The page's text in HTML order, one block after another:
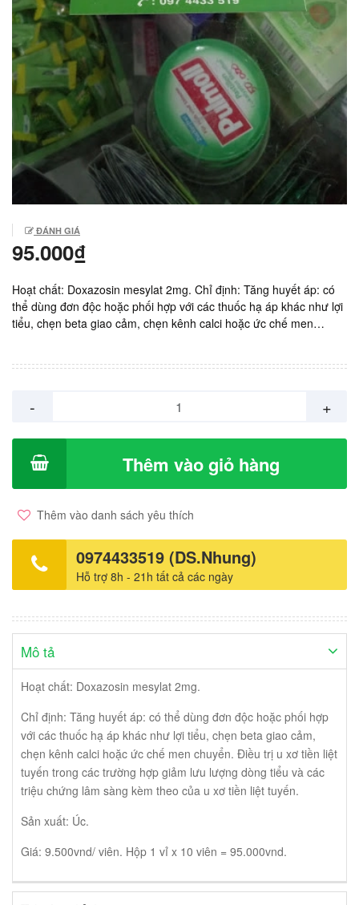
ĐÁNH GIÁ
95.000₫
Hoạt chất: Doxazosin mesylat 2mg. Chỉ định: Tăng huyết áp: có
thể dùng đơn độc hoặc phối hợp với các thuốc hạ áp khác như lợi
tiểu, chẹn beta giao cảm, chẹn kênh calci hoặc ức chế men
tiền liệt tuyến. Sản xuất: Úc. Giá: 9.500vnd/ viên. Hộp 1 vỉ x 10
- +
Thêm vào giỏ hàng
Thêm vào danh sách yêu thích
0974433519 (DS.Nhung)
Hỗ trợ 8h - 21h tất cả các ngày
Mô tả
Hoạt chất: Doxazosin mesylat 2mg.
Chỉ định: Tăng huyết áp: có thể dùng đơn độc hoặc phối hợp
với các thuốc hạ áp khác như lợi tiểu, chẹn beta giao cảm,
chẹn kênh calci hoặc ức chế men chuyển. Điều trị u xơ tiền liệt
tuyến trong các trường hợp giảm lưu lượng dòng tiểu và các
triệu chứng lâm sàng kèm theo của u xơ tiền liệt tuyến.
Sản xuất: Úc.
Giá: 9.500vnd/ viên. Hộp 1 vỉ x 10 viên = 95.000vnd.